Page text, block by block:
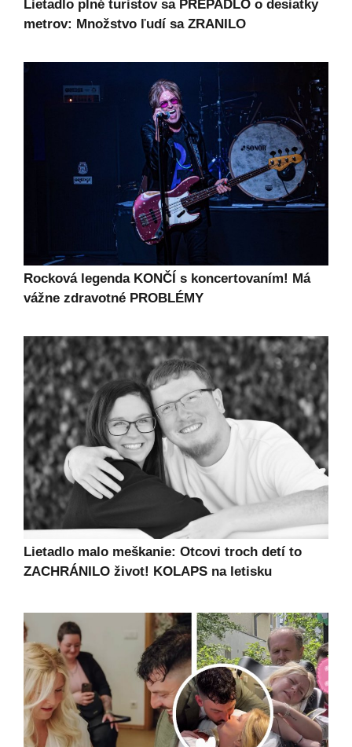
Lietadlo plné turistov sa PREPADLO o desiatky
metrov: Množstvo ľudí sa ZRANILO
Rocková legenda KONČÍ s koncertovaním! Má
vážne zdravotné PROBLÉMY
Lietadlo malo meškanie: Otcovi troch detí to
ZACHRÁNILO život! KOLAPS na letisku